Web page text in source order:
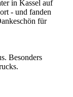
in Kassel auf
- und fanden
für
Besonders